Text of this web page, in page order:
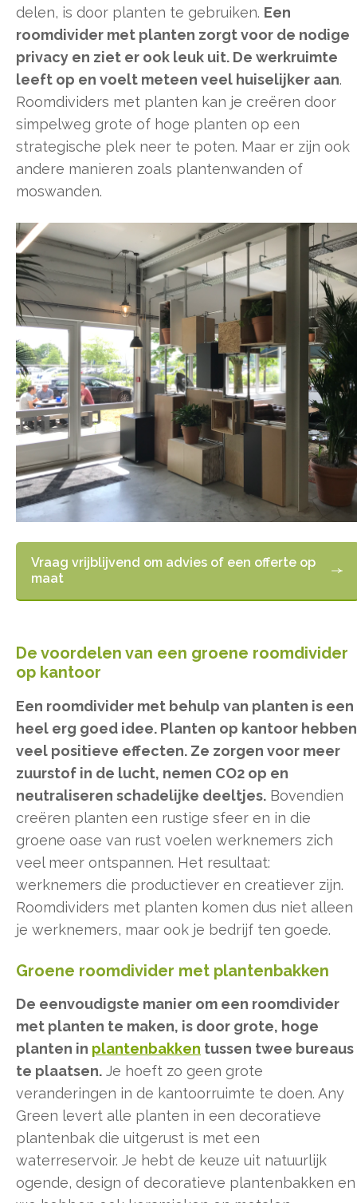
delen, is door planten te gebruiken. Een
roomdivider met planten zorgt voor de nodige
privacy en ziet er ook leuk uit. De werkruimte
leeft op en voelt meteen veel huiselijker aan.
Roomdividers met planten kan je creëren door
simpelweg grote of hoge planten op een
strategische plek neer te poten. Maar er zijn ook
andere manieren zoals plantenwanden of
moswanden.
Vraag vrijblijvend om advies of een offerte op
maat
De voordelen van een groene roomdivider
op kantoor
Een roomdivider met behulp van planten is een
heel erg goed idee. Planten op kantoor hebben
veel positieve effecten. Ze zorgen voor meer
zuurstof in de lucht, nemen CO2 op en
neutraliseren schadelijke deeltjes. Bovendien
creëren planten een rustige sfeer en in die
groene oase van rust voelen werknemers zich
veel meer ontspannen. Het resultaat:
werknemers die productiever en creatiever zijn.
Roomdividers met planten komen dus niet alleen
je werknemers, maar ook je bedrijf ten goede.
Groene roomdivider met plantenbakken
De eenvoudigste manier om een roomdivider
met planten te maken, is door grote, hoge
planten in plantenbakken tussen twee bureaus
te plaatsen. Je hoeft zo geen grote
veranderingen in de kantoorruimte te doen. Any
Green levert alle planten in een decoratieve
plantenbak die uitgerust is met een
waterreservoir. Je hebt de keuze uit natuurlijk
ogende, design of decoratieve plantenbakken en